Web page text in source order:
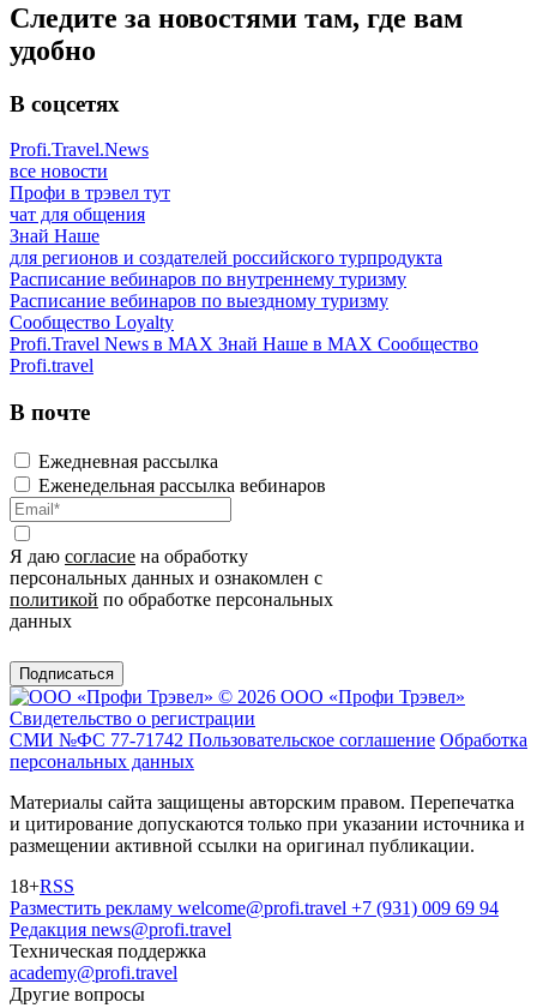
Следите за новостями там, где вам
удобно
В соцсетях
Profi.Travel.News
все новости
Профи в трэвел тут
чат для общения
Знай Наше
для регионов и создателей российского турпродукта
Расписание вебинаров по внутреннему туризму
Расписание вебинаров по выездному туризму
Сообщество Loyalty
Profi.Travel News в MAX Знай Наше в MAX Сообщество
Profi.travel
В почте
Ежедневная рассылка
Еженедельная рассылка вебинаров
Я даю согласие на обработку
персональных данных и ознакомлен с
политикой по обработке персональных
данных
Подписаться
© 2026 ООО «Профи Трэвeл»
Свидетельство о регистрации
СМИ №ФС 77-71742 Пользовательское соглашение Обработка
персональных данных
Материалы сайта защищены авторским правом. Перепечатка
и цитирование допускаются только при указании источника и
размещении активной ссылки на оригинал публикации.
18+RSS
Разместить рекламу welcome@profi.travel +7 (931) 009 69 94
Редакция news@profi.travel
Техническая поддержка
academy@profi.travel
Другие вопросы